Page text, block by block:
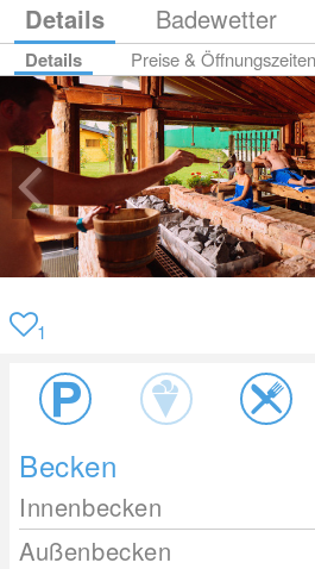
Details Badewetter
Details Preise & Öffnungszeiten
1
Becken
Innenbecken
Außenbecken